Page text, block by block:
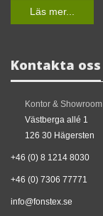
Läs mer...
Kontakta oss
Kontor & Showroom
Västberga allé 1
126 30 Hägersten
+46 (0) 8 1214 8030
+46 (0) 7306 77771
info@fonstex.se